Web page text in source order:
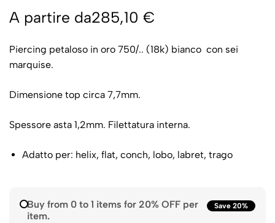
A partire da285,10 €
Piercing petaloso in oro 750/.. (18k) bianco con sei
marquise.
Dimensione top circa 7,7mm.
Spessore asta 1,2mm. Filettatura interna.
Adatto per: helix, flat, conch, lobo, labret, trago
Buy from 0 to 1 items for 20% OFF per
item.
Save 20%